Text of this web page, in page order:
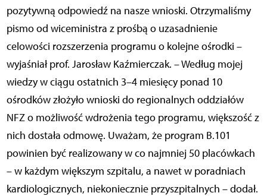
pozytywną odpowiedź na nasze wnioski. Otrzymaliśmy
pismo od wiceministra z prośbą o uzasadnienie
celowości rozszerzenia programu o kolejne ośrodki –
wyjaśniał prof. Jarosław Kaźmierczak. – Według mojej
wiedzy w ciągu ostatnich 3–4 miesięcy ponad 10
ośrodków złożyło wnioski do regionalnych oddziałów
NFZ o możliwość wdrożenia tego programu, większość z
nich dostała odmowę. Uważam, że program B.101
powinien być realizowany w co najmniej 50 placówkach
– w każdym większym szpitalu, a nawet w poradniach
kardiologicznych, niekoniecznie przyszpitalnych – dodał.